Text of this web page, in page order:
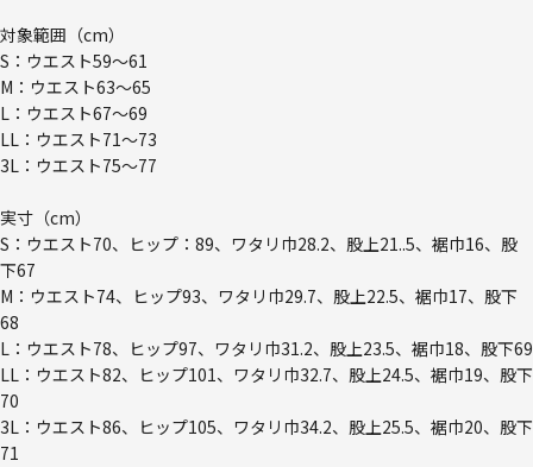
対象範囲（cm）
S：ウエスト59～61
M：ウエスト63～65
L：ウエスト67～69
LL：ウエスト71～73
3L：ウエスト75～77
実寸（cm）
S：ウエスト70、ヒップ：89、ワタリ巾28.2、股上21..5、裾巾16、股
下67
M：ウエスト74、ヒップ93、ワタリ巾29.7、股上22.5、裾巾17、股下
68
L：ウエスト78、ヒップ97、ワタリ巾31.2、股上23.5、裾巾18、股下69
LL：ウエスト82、ヒップ101、ワタリ巾32.7、股上24.5、裾巾19、股下
70
3L：ウエスト86、ヒップ105、ワタリ巾34.2、股上25.5、裾巾20、股下
71